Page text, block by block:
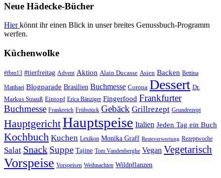
Neue Hädecke-Bücher
Hierkönnt ihr einen Blick in unser breites Genussbuch-Programm
werfen.
Küchenwolke
#fbm13 #tierfreitag Advent Aktion Alain Ducasse Asien Backen Bettina
Matthaei Blogparade Brasilien Buchmesse Corona Dessert Dr.
Markus Strauß Eintopf Erica Bänziger Fingerfood Frankfurter
Buchmesse Frankreich Frühstück Gebäck Grillrezept Grundrezept
HauptgerichtHauptspeise Italien Jeden Tag ein Buch
Kochbuch Kuchen Lexikon Monika Graff Resteverwertung Rezeptwoche
Salat Snack Suppe Tajine Tom Vandenberghe Vegan Vegetarisch
Vorspeise Vorspeisen Weihnachten Wildpflanzen